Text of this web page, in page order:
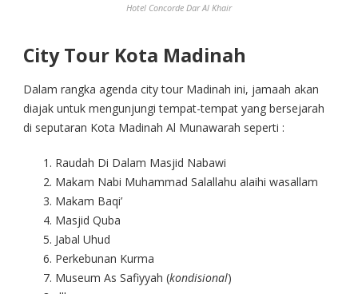
Hotel Concorde Dar Al Khair
City Tour Kota Madinah
Dalam rangka agenda city tour Madinah ini, jamaah akan
diajak untuk mengunjungi tempat-tempat yang bersejarah
di seputaran Kota Madinah Al Munawarah seperti :
Raudah Di Dalam Masjid Nabawi
Makam Nabi Muhammad Salallahu alaihi wasallam
Makam Baqi’
Masjid Quba
Jabal Uhud
Perkebunan Kurma
Museum As Safiyyah (kondisional)